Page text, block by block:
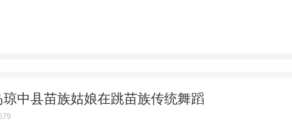
中县苗族姑娘在跳苗族传统舞蹈